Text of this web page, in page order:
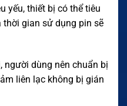
yếu, thiết bị có thể tiêu
gian sử dụng pin sẽ
người dùng nên chuẩn bị
liên lạc không bị gián